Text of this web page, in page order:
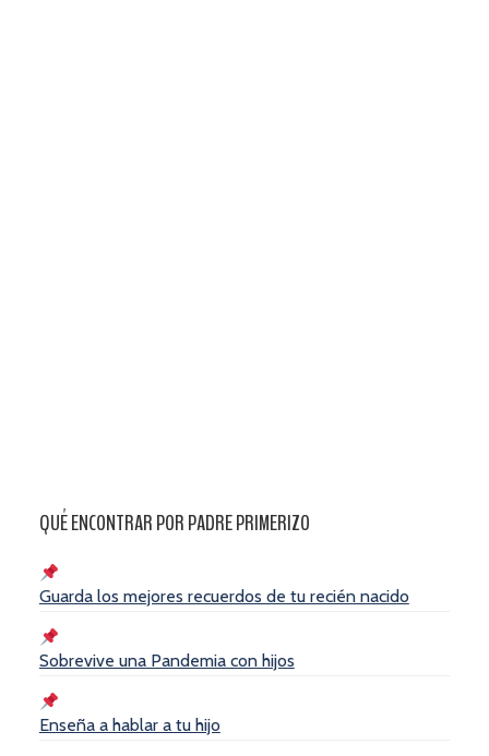
QUÉ ENCONTRAR POR PADRE PRIMERIZO
Guarda los mejores recuerdos de tu recién nacido
Sobrevive una Pandemia con hijos
Enseña a hablar a tu hijo